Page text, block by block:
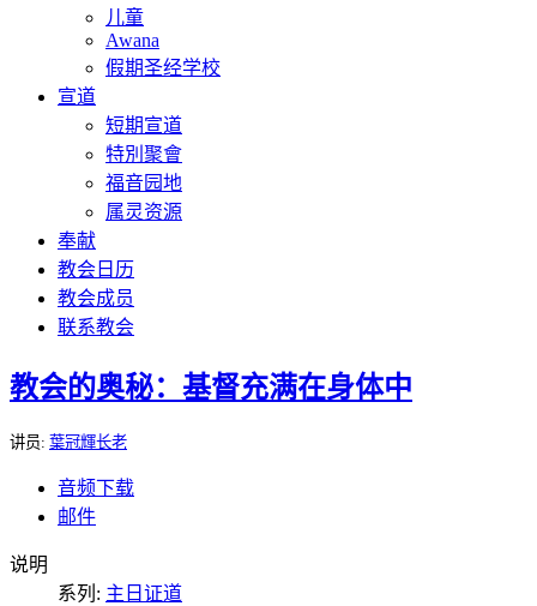
儿童
Awana
假期圣经学校
宣道
短期宣道
特別聚會
福音园地
属灵资源
奉献
教会日历
教会成员
联系教会
教会的奥秘：基督充满在身体中
讲员: 葉冠輝长老
音频下载
邮件
说明
系列: 主日证道